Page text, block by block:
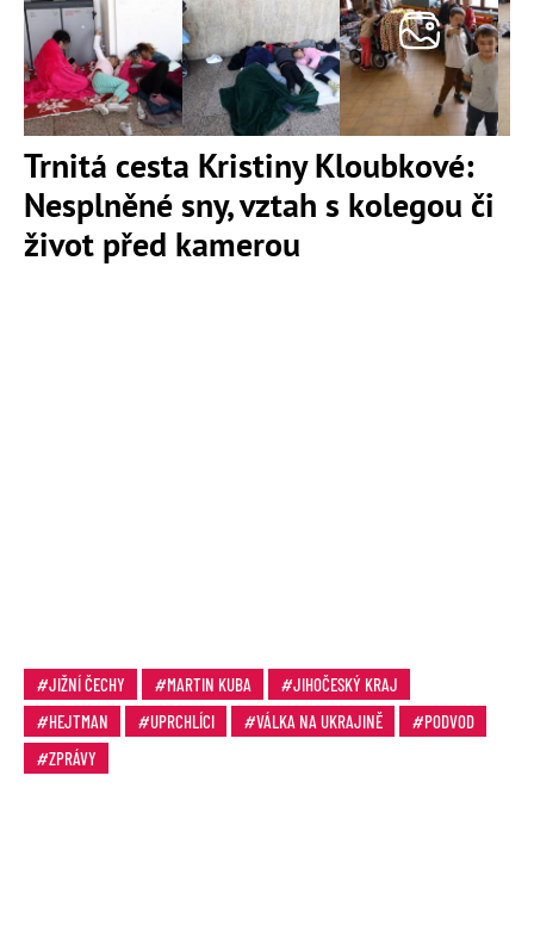
Trnitá cesta Kristiny Kloubkové:
Nesplněné sny, vztah s kolegou či
život před kamerou
JIŽNÍ ČECHY MARTIN KUBA
JIHOČESKÝ KRAJ
HEJTMAN
UPRCHLÍCI VÁLKA NA UKRAJINĚ
PODVOD
ZPRÁVY